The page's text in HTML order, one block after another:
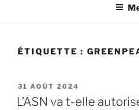
ÉTIQUETTE :
PUBLIÉ
LE
31 AOÛT 2024
L’ASN va t-elle